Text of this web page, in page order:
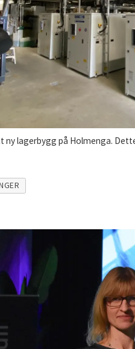
ny lagerbygg på Holmenga.